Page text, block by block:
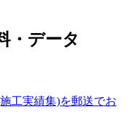
・データ
工実績集)を郵送でお